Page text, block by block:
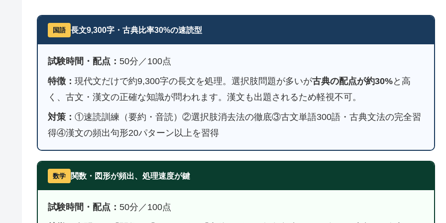
国語 長文9,300字・古典比率30%の速読型
試験時間・配点： 50分／100点
特徴： 現代文だけで約9,300字の長文を処理。選択肢問題が多いが古典の配点が約30%と高
く、古文・漢文の正確な知識が問われます。漢文も出題されるため軽視不可。
対策： ①速読訓練（要約・音読）②選択肢消去法の徹底③古文単語300語・古典文法の完全習
得④漢文の頻出句形20パターン以上を習得
数学 関数・図形が頻出、処理速度が鍵
試験時間・配点： 50分／100点